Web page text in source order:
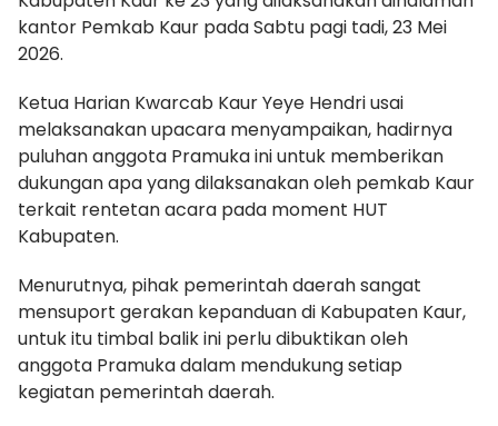
kantor Pemkab Kaur pada Sabtu pagi tadi, 23 Mei
2026.
Ketua Harian Kwarcab Kaur Yeye Hendri usai
melaksanakan upacara menyampaikan, hadirnya
puluhan anggota Pramuka ini untuk memberikan
dukungan apa yang dilaksanakan oleh pemkab Kaur
terkait rentetan acara pada moment HUT
Kabupaten.
Menurutnya, pihak pemerintah daerah sangat
mensuport gerakan kepanduan di Kabupaten Kaur,
untuk itu timbal balik ini perlu dibuktikan oleh
anggota Pramuka dalam mendukung setiap
kegiatan pemerintah daerah.